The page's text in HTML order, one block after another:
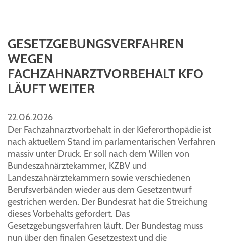
GESETZGEBUNGSVERFAHREN
WEGEN
FACHZAHNARZTVORBEHALT KFO
LÄUFT WEITER
22.06.2026
Der Fachzahnarztvorbehalt in der Kieferorthopädie ist
nach aktuellem Stand im parlamentarischen Verfahren
massiv unter Druck. Er soll nach dem Willen von
Bundeszahnärztekammer, KZBV und
Landeszahnärztekammern sowie verschiedenen
Berufsverbänden wieder aus dem Gesetzentwurf
gestrichen werden. Der Bundesrat hat die Streichung
dieses Vorbehalts gefordert. Das
Gesetzgebungsverfahren läuft. Der Bundestag muss
nun über den finalen Gesetzestext und die